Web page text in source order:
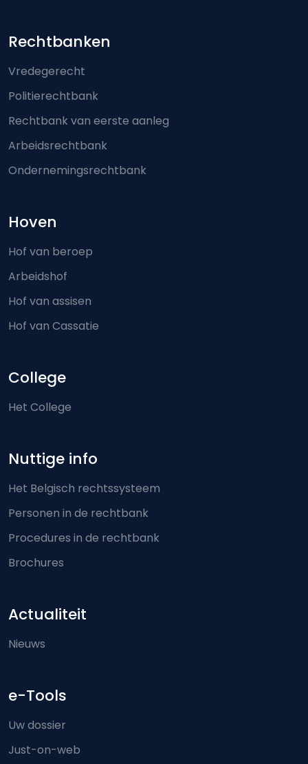
Footer-menu
Rechtbanken
Vredegerecht
Politierechtbank
Rechtbank van eerste aanleg
Arbeidsrechtbank
Ondernemingsrechtbank
Hoven
Hof van beroep
Arbeidshof
Hof van assisen
Hof van Cassatie
College
Het College
Nuttige info
Het Belgisch rechtssysteem
Personen in de rechtbank
Procedures in de rechtbank
Brochures
Actualiteit
Nieuws
e-Tools
Uw dossier
Just-on-web